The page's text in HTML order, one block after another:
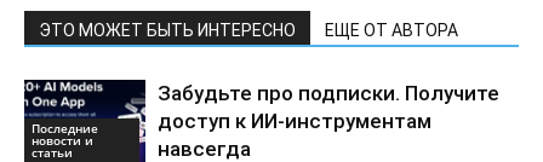
ЭТО МОЖЕТ БЫТЬ ИНТЕРЕСНО ЕЩЕ ОТ АВТОРА
Последние
новости и
статьи
Забудьте про подписки. Получите
доступ к ИИ-инструментам
навсегда